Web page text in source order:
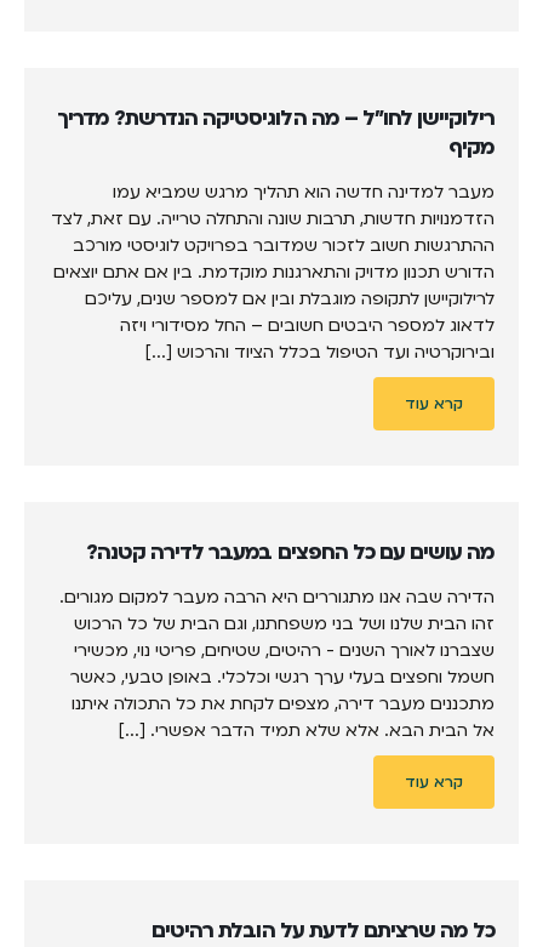
רילוקיישן לחו"ל – מה הלוגיסטיקה הנדרשת? מדריך
מקיף
מעבר למדינה חדשה הוא תהליך מרגש שמביא עמו
הזדמנויות חדשות, תרבות שונה והתחלה טרייה. עם זאת, לצד
ההתרגשות חשוב לזכור שמדובר בפרויקט לוגיסטי מורכב
הדורש תכנון מדויק והתארגנות מוקדמת. בין אם אתם יוצאים
לרילוקיישן לתקופה מוגבלת ובין אם למספר שנים, עליכם
לדאוג למספר היבטים חשובים – החל מסידורי ויזה
ובירוקרטיה ועד הטיפול בכלל הציוד והרכוש [...]
קרא עוד
מה עושים עם כל החפצים במעבר לדירה קטנה?
הדירה שבה אנו מתגוררים היא הרבה מעבר למקום מגורים.
זהו הבית שלנו ושל בני משפחתנו, וגם הבית של כל הרכוש
שצברנו לאורך השנים - רהיטים, שטיחים, פריטי נוי, מכשירי
חשמל וחפצים בעלי ערך רגשי וכלכלי. באופן טבעי, כאשר
מתכננים מעבר דירה, מצפים לקחת את כל התכולה איתנו
אל הבית הבא. אלא שלא תמיד הדבר אפשרי. [...]
קרא עוד
כל מה שרציתם לדעת על הובלת רהיטים